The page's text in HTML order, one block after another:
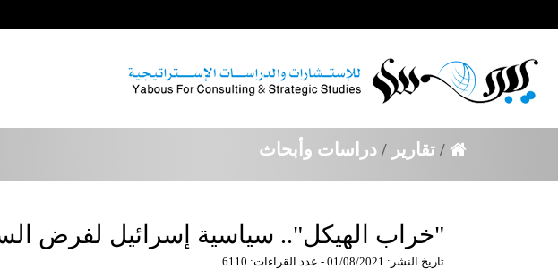
/ تقارير / دراسات وأبحاث
"خراب الهيكل".. سياسية إسرائيل لفرض
تاريخ النشر: 01/08/2021 - عدد القراءات: 6110